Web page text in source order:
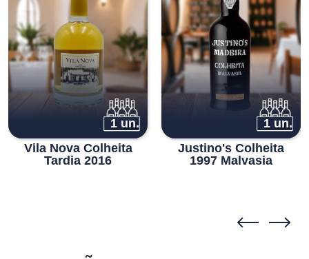
1 un.
Vila Nova Colheita
Tardia 2016
1 un.
Justino's Colheita
1997 Malvasia